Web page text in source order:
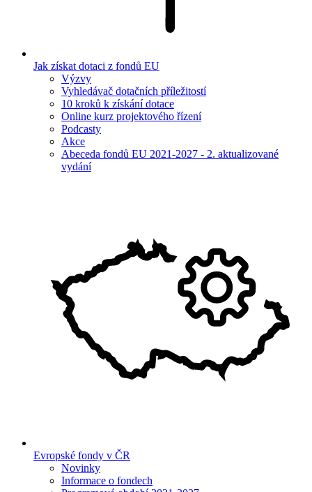
Jak získat dotaci z fondů EU
Výzvy
Vyhledávač dotačních příležitostí
10 kroků k získání dotace
Online kurz projektového řízení
Podcasty
Akce
Abeceda fondů EU 2021-2027 - 2. aktualizované
vydání
Evropské fondy v ČR
Novinky
Informace o fondech